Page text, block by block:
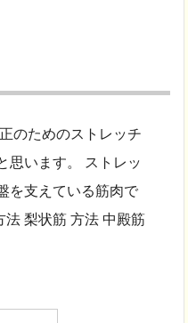
のためのストレッチ
思います。 ストレッ
を支えている筋肉で
法 梨状筋 方法 中殿筋